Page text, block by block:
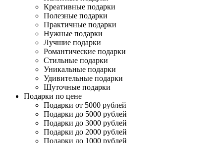
Креативные подарки
Полезные подарки
Практичные подарки
Нужные подарки
Лучшие подарки
Романтические подарки
Стильные подарки
Уникальные подарки
Удивительные подарки
Шуточные подарки
Подарки по цене
Подарки от 5000 рублей
Подарки до 5000 рублей
Подарки до 3000 рублей
Подарки до 2000 рублей
Подарки до 1000 рублей